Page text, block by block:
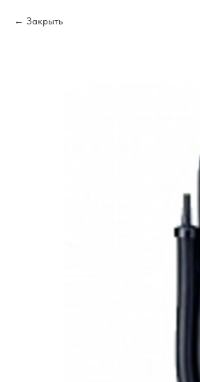
Закрыть